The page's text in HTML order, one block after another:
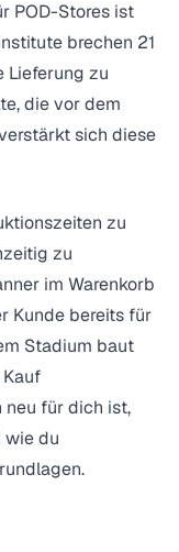
POD-Stores ist
brechen 21
Lieferung zu
die vor dem
sich diese
zu
zu
im Warenkorb
Kunde bereits für
Stadium baut
neu für dich ist,
wie du